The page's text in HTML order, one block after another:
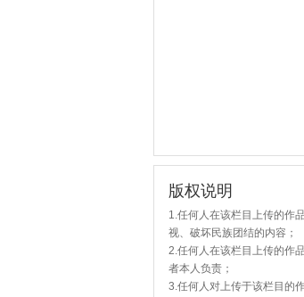
版权说明
1.任何人在该栏目上传的作
视、破坏民族团结的内容；
2.任何人在该栏目上传的作
者本人负责；
3.任何人对上传于该栏目的